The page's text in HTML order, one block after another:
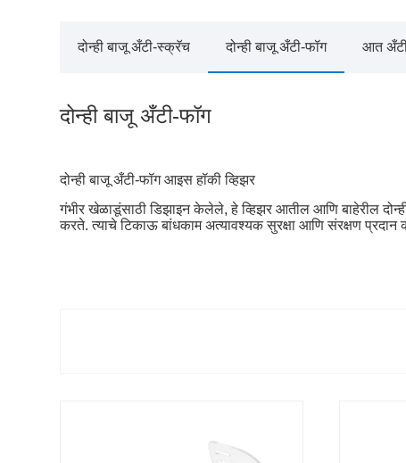
दोन्ही बाजू अँटी-स्क्रॅच दोन्ही बाजू अँटी-फॉग आत
दोन्ही बाजू अँटी-फॉग
दोन्ही बाजू अँटी-फॉग आइस हॉकी व्हिझर
गंभीर खेळाडूंसाठी डिझाइन केलेले, हे व्हिझर आतील आणि बाहेरील
करते. त्याचे टिकाऊ बांधकाम अत्यावश्यक सुरक्षा आणि संरक्षण